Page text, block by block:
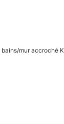
mur accroché